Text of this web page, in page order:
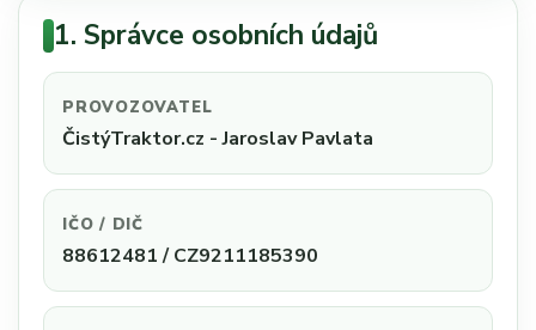
1. Správce osobních údajů
PROVOZOVATEL
ČistýTraktor.cz - Jaroslav Pavlata
IČO / DIČ
88612481 / CZ9211185390